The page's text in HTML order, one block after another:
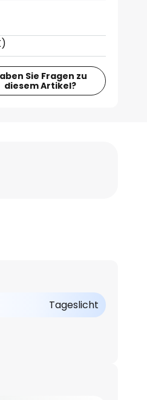
Sie Fragen zu
diesem Artikel?
Tageslicht